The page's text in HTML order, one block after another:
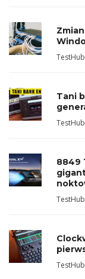
Tani
8849